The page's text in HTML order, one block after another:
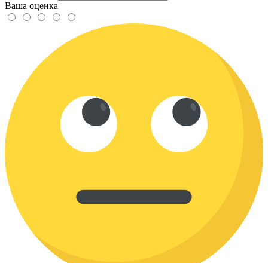
Ваша оценка